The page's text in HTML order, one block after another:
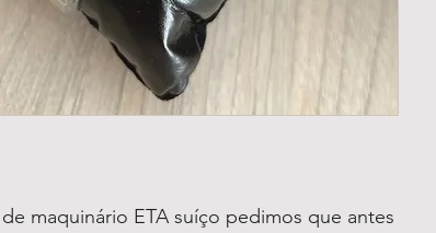
maquinário ETA suíço pedimos que antes